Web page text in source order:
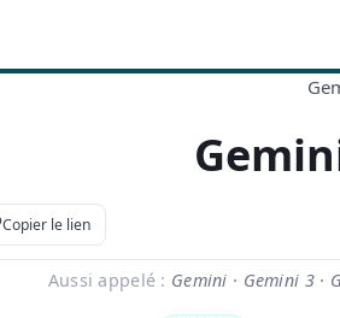
Copier le lien
Aussi appelé : Gemini · Gemini 3 ·